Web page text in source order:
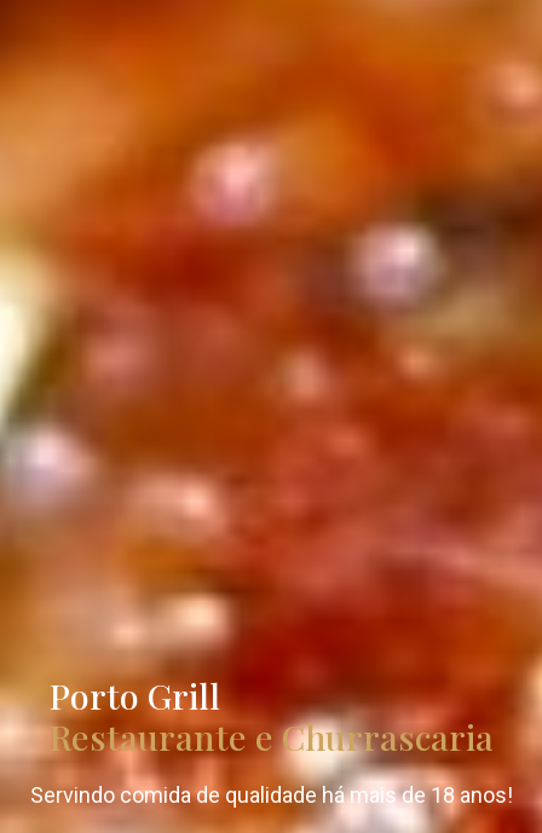
Porto Grill
Restaurante e Churrascaria
Servindo comida de qualidade há mais de 18 anos!